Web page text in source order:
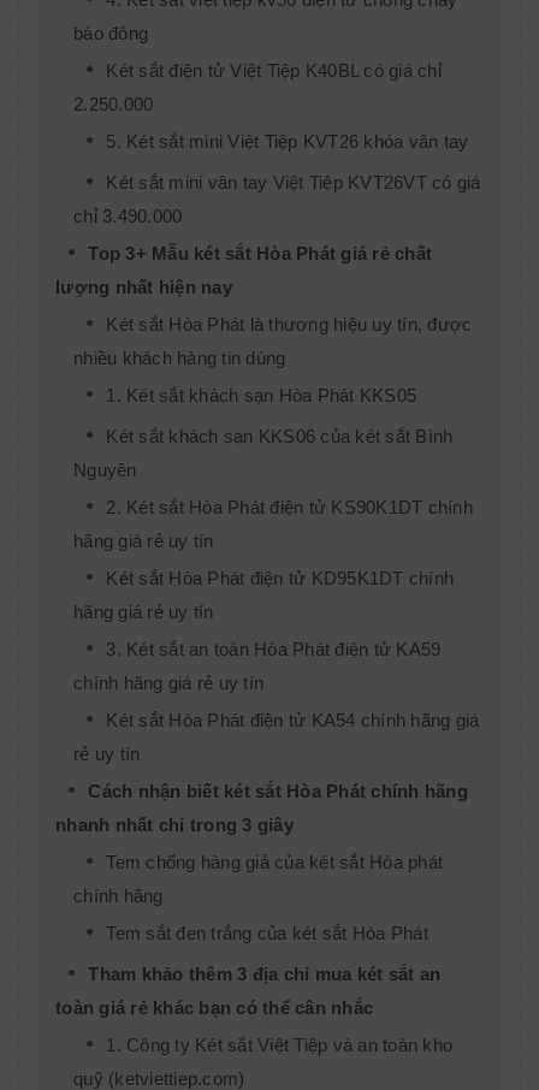
báo động
Két sắt điện tử Việt Tiệp K40BL có giá chỉ
2.250.000
5. Két sắt mini Việt Tiệp KVT26 khóa vân tay
Két sắt mini vân tay Việt Tiệp KVT26VT có giá
chỉ 3.490.000
Top 3+ Mẫu két sắt Hòa Phát giá rẻ chất
lượng nhất hiện nay
Két sắt Hòa Phát là thương hiệu uy tín, được
nhiều khách hàng tin dùng
1. Két sắt khách sạn Hòa Phát KKS05
Két sắt khách sạn KKS06 của két sắt Bình
Nguyên
2. Két sắt Hòa Phát điện tử KS90K1DT chính
hãng giá rẻ uy tín
Két sắt Hòa Phát điện tử KD95K1DT chính
hãng giá rẻ uy tín
3. Két sắt an toàn Hòa Phát điện tử KA59
chính hãng giá rẻ uy tín
Két sắt Hòa Phát điện tử KA54 chính hãng giá
rẻ uy tín
Cách nhận biết két sắt Hòa Phát chính hãng
nhanh nhất chỉ trong 3 giây
Tem chống hàng giả của két sắt Hòa phát
chính hãng
Tem sắt đen trắng của két sắt Hòa Phát
Tham khảo thêm 3 địa chỉ mua két sắt an
toàn giá rẻ khác bạn có thể cân nhắc
1. Công ty Két sắt Việt Tiệp và an toàn kho
quỹ (ketviettiep.com)